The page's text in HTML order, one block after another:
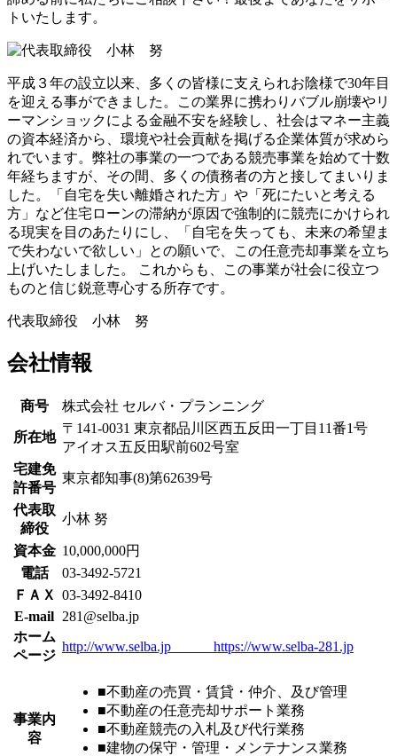
トいたします。
平成３年の設立以来、多くの皆様に支えられお陰様で30年目
を迎える事ができました。この業界に携わりバブル崩壊やリ
ーマンショックによる金融不安を経験し、社会はマネー主義
の資本経済から、環境や社会貢献を掲げる企業体質が求めら
れでいます。弊社の事業の一つである競売事業を始めて十数
年経ちますが、その間、多くの債務者の方と接してまいりま
した。「自宅を失い離婚された方」や「死にたいと考える
方」など住宅ローンの滞納が原因で強制的に競売にかけられ
る現実を目のあたりにし、「自宅を失っても、未来の希望ま
で失わないで欲しい」との願いで、この任意売却事業を立ち
上げいたしました。 これからも、この事業が社会に役立つ
ものと信じ鋭意専心する所存です。
代表取締役 小林 努
会社情報
商号 株式会社 セルバ・プランニング
所在地
〒141-0031 東京都品川区西五反田一丁目11番1号
アイオス五反田駅前602号室
宅建免
許番号
東京都知事(8)第62639号
代表取
締役
小林 努
資本金 10,000,000円
電話
03-3492-5721
ＦＡＸ 03-3492-8410
E-mail 281@selba.jp
ホーム
ページ
http://www.selba.jp https://www.selba-281.jp
事業内
容
■不動産の売買・賃貸・仲介、及び管理
■不動産の任意売却サポート業務
■不動産競売の入札及び代行業務
■建物の保守・管理・メンテナンス業務